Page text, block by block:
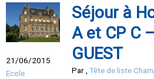
21/06/2015
Ecole
Séjour à
A et CP C
GUEST
Par Tête de liste